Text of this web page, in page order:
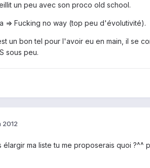
un peu avec son proco old school.
=> Fucking no way (top peu d'évolutivité).
un bon tel pour l'avoir eu en main, il se
sous peu.
2012
élargir ma liste tu me proposerais quoi ?^^